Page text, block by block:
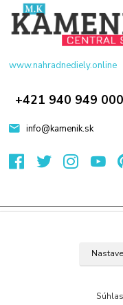
www.nahradnediely.online
+421 940 949 000
info@kamenik.sk